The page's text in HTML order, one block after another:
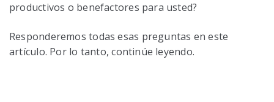
productivos o benefactores para usted?
Responderemos todas esas preguntas en este
artículo. Por lo tanto, continúe leyendo.